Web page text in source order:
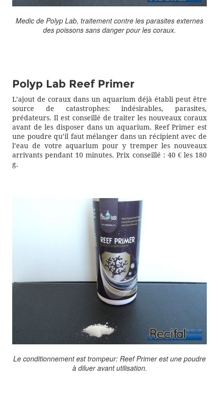
Medic de Polyp Lab, traitement contre les parasites externes
des poissons sans danger pour les coraux.
Polyp Lab Reef Primer
L’ajout de coraux dans un aquarium déjà établi peut être
source de catastrophes: indésirables, parasites,
prédateurs. Il est conseillé de traiter les nouveaux coraux
avant de les disposer dans un aquarium. Reef Primer est
une poudre qu’il faut mélanger dans un récipient avec de
l’eau de votre aquarium pour y tremper les nouveaux
arrivants pendant 10 minutes. Prix conseillé : 40 € les 180
g.
Le conditionnement est trompeur: Reef Primer est une poudre
à diluer avant utilisation.